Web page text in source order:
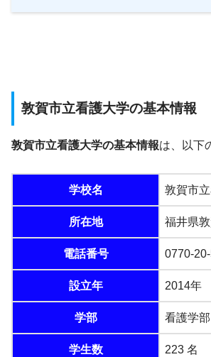
敦賀市立看護大学の基本情報
敦賀市立看護大学の基本情報は、以下
学校名 敦賀市
所在地 福井県
電話番号 0770-
設立年 2014年
学部 看護学部
学生数 223 名